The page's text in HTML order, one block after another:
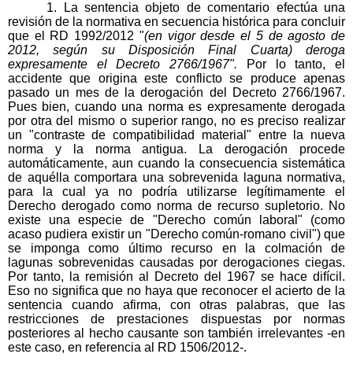
1. La sentencia objeto de comentario efectúa una
revisión de la normativa en secuencia histórica para concluir
que el RD 1992/2012 "(en vigor desde el 5 de agosto de
2012, según su Disposición Final Cuarta) deroga
expresamente el Decreto 2766/1967".
Por lo tanto, el
accidente que origina este conflicto se produce apenas
pasado un mes de la derogación del Decreto 2766/1967.
Pues bien, cuando una norma es expresamente derogada
por otra del mismo o superior rango, no es preciso realizar
un "contraste de compatibilidad material" entre la nueva
norma y la norma antigua. La derogación procede
automáticamente, aun cuando la consecuencia sistemática
de aquélla comportara una sobrevenida laguna normativa,
para la cual ya no podría utilizarse legítimamente el
Derecho derogado como norma de recurso supletorio. No
existe una especie de "Derecho común laboral" (como
acaso pudiera existir un "Derecho común-romano civil") que
se imponga como último recurso en la colmación de
lagunas sobrevenidas causadas por derogaciones ciegas.
Por tanto, la remisión al Decreto del 1967 se hace difícil.
Eso no significa que no haya que reconocer el acierto de la
sentencia cuando afirma, con otras palabras, que las
restricciones de prestaciones dispuestas por normas
posteriores al hecho causante son también irrelevantes -en
este caso, en referencia al RD 1506/2012-.